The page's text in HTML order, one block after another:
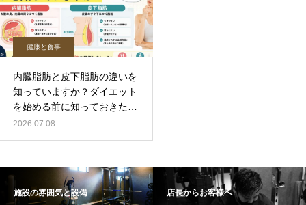
健康と食事
内臓脂肪と皮下脂肪の違いを
知っていますか？ダイエット
を始める前に知っておきたい
基礎知識
2026.07.08
施設の雰囲気と設備 店長からお客様へ